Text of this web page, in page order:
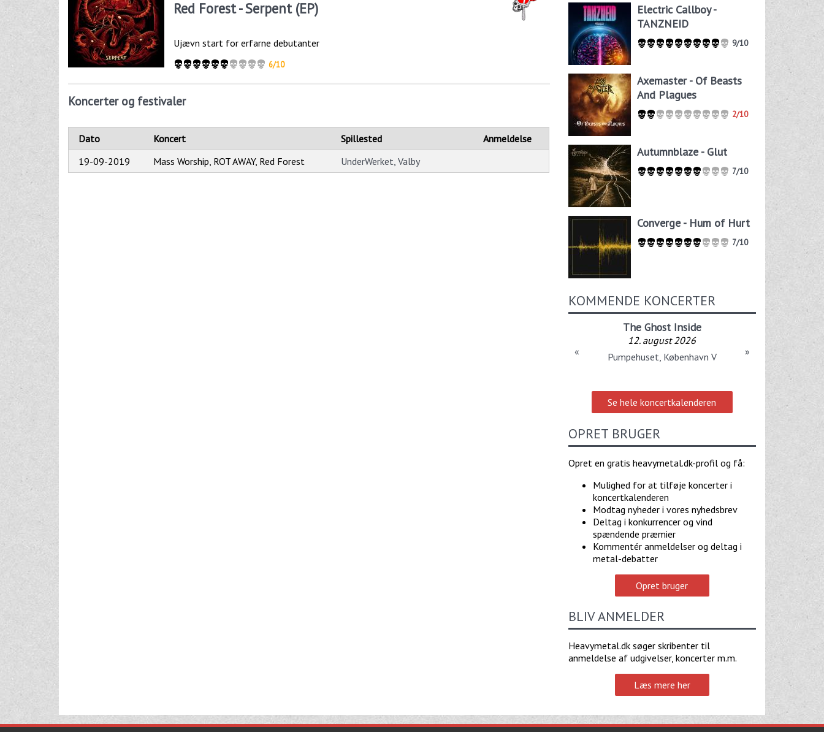
Red Forest - Serpent (EP)
Ujævn start for erfarne debutanter
6/10
Koncerter og festivaler
Dato Koncert Spillested
Anmeldelse
19-09-2019
Mass Worship, ROT AWAY, Red Forest UnderWerket, Valby
Electric Callboy -
TANZNEID
9/10
Axemaster - Of Beasts
And Plagues
2/10
Autumnblaze - Glut
7/10
Converge - Hum of Hurt
7/10
KOMMENDE KONCERTER
The Ghost Inside
12. august 2026
Pumpehuset, København V
« »
Se hele koncertkalenderen
OPRET BRUGER
Opret en gratis heavymetal.dk-profil og få:
Mulighed for at tilføje koncerter i
koncertkalenderen
Modtag nyheder i vores nyhedsbrev
Deltag i konkurrencer og vind
spændende præmier
Kommentér anmeldelser og deltag i
metal-debatter
Opret bruger
BLIV ANMELDER
Heavymetal.dk søger skribenter til
anmeldelse af udgivelser, koncerter m.m.
Læs mere her